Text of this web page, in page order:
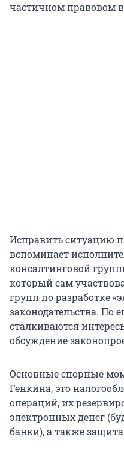
частичном правовом
Исправить ситуацию
вспоминает
консалтинговой
который сам
групп по разработке
законодательства. По
сталкиваются
обсуждение
Основные спорные
Генкина, это
операций, их
электронных денег
банки), а также